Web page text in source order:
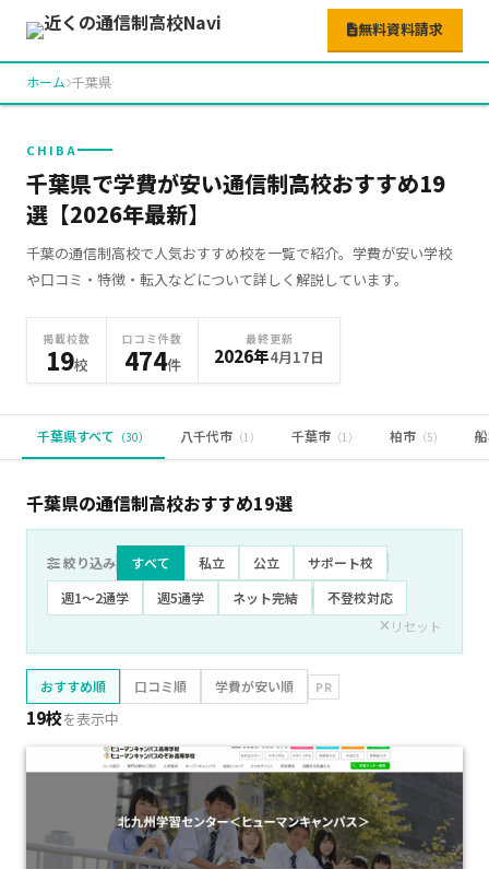
無料資料請求
ホーム 千葉県
CHIBA
千葉県で学費が安い通信制高校おすすめ19
選【2026年最新】
千葉の通信制高校で人気おすすめ校を一覧で紹介。学費が安い学校
や口コミ・特徴・転入などについて詳しく解説しています。
掲載校数
19校
口コミ件数
474件
最終更新
2026年4月17日
千葉県すべて （30） 八千代市 （1） 千葉市 （1） 柏市 （5）
千葉県の通信制高校おすすめ19選
絞り込み すべて 私立 公立
サポート校
週1〜2通学
週5通学 ネット完結
不登校対応
リセット
おすすめ順 口コミ順 学費が安い順 PR
19校を表示中